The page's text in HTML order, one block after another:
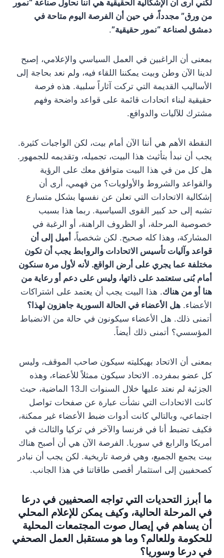
لكني أرى أن الإشكالية الحقيقية هي أننا نحاول صناعة “نمور
من ورق” مجدداً، في حين أن الفرصة اليوم متاحة في
دمشق لصناعة “نمور حقيقية”.
بمعنى أن الراغبين في العمل السياسي والإعلامي، إصبح
لدينا الآن وطن وبيت يمكننا اللقاء فيه، ولم نعد بحاجة إلى
الأساليب القديمة التي تركت آثاراً سلبية. هذه فرصة
حقيقية لبناء اتحادات قائمة على قواعد واضحة وفهم
مشترك للآليات والدوافع.
النقطة الأهم هي أننا الآن أمام بيت، لكن الواجبات كثيرة.
يجب أن نبدأ بتأثيث هذا البيت، تجميله، وتقديمه للجمهور.
هل كل من في هذا البيت متوافق معك على الرؤية
والقواعد والشروط والأولويات؟ من فهمي، أرى أن
إشكالية الاتحادات التي تعلن عن نفسها بشكل متسارع
تشبه إلى حد كبير القوى السياسية. ربما هذا بسبب
خصوصية المرحلة، أو الظروف الراهنة، أو الرغبة في
المشاركة، وهذا كله صحيح. لكن شخصياً، أميل إلى أن
قواعد وآليات تأسيس الاتحادات والروابط يجب أن تكون
مختلفة عما يجري على أرض الواقع. لأنه لأول مرة سنكون
أمام بُنى ستعتمد على ذاتها، وليس على دعم أو رعاية من
هنا أو من هناك. هذا البيت يجب أن يعتمد على اشتراكات
الأعضاء. هل الأعضاء في الحالة السورية جاهزون لهذا؟
أتمنى ذلك. هل الأعضاء سيكونون في حالة من الانضباط
المؤسسي؟ أتمنى ذلك أيضاً.
بمعنى أن الاتحاد بهيكليته سيكون صاحب الموقف، وليس
كل عضو بمفرده. الاتحاد سيكون ممثلاً للأعضاء، وهذه
الجزئية لم نعتد عليها خلال السنوات الـ13 الماضية، حيث
كانت الاتحادات التي نشأت عبارة عن صفحات تواصل
اجتماعي، وبالتالي كانت أدوات ضبط الأعضاء غير ممكنة،
فكيف تضبط أنا في فرنسا والآخر في تركيا والثالث في
أمريكا والرابع في سوريا. الفرصة الآن هي أن أصبح هناك
بيت يجمع الجميع، وهي فرصة تاريخية. لكن يجب أن نبادر
كصحفيين إلى استثمار أقصى طاقاتنا في هذا الجانب.
ما أبرز التحديات التي تواجه الصحفيين في درعا
في المرحلة الحالية، وكيف يمكن للإعلام المحلي
أن يساهم في إيصال صوت المجتمعات المحلية
للحكومة وللعالم؟ وما هو مستقبل العمل الصحفي
في درعا وسوريا؟